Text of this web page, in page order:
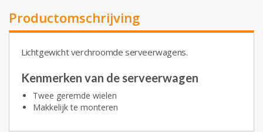
Productomschrijving
Lichtgewicht verchroomde serveerwagens.
Kenmerken van de serveerwagen
Twee geremde wielen
Makkelijk te monteren